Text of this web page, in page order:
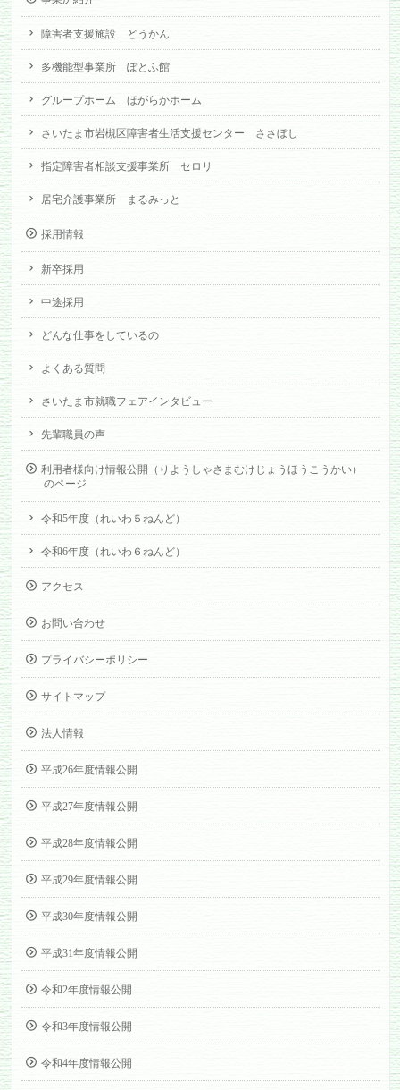
障害者支援施設 どうかん
多機能型事業所 ぽとふ館
グループホーム ほがらかホーム
さいたま市岩槻区障害者生活支援センター ささぼし
指定障害者相談支援事業所 セロリ
居宅介護事業所 まるみっと
採用情報
新卒採用
中途採用
どんな仕事をしているの
よくある質問
さいたま市就職フェアインタビュー
先輩職員の声
利用者様向け情報公開（りようしゃさまむけじょうほうこうかい）
のページ
令和5年度（れいわ５ねんど）
令和6年度（れいわ６ねんど）
アクセス
お問い合わせ
プライバシーポリシー
サイトマップ
法人情報
平成26年度情報公開
平成27年度情報公開
平成28年度情報公開
平成29年度情報公開
平成30年度情報公開
平成31年度情報公開
令和2年度情報公開
令和3年度情報公開
令和4年度情報公開